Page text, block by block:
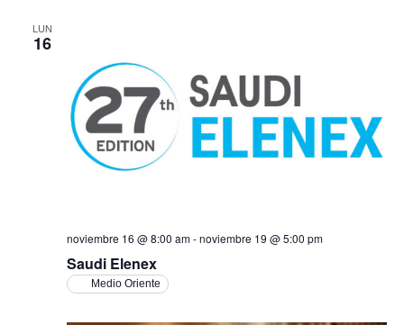
LUN
16
Saudi Elenex
noviembre 16 @ 8:00 am-noviembre 19 @ 5:00 pm
Medio Oriente